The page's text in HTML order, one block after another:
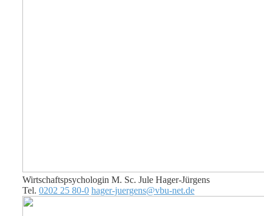
Wirtschaftspsychologin M. Sc. Jule Hager-Jürgens
Tel. 0202 25 80-0 hager-juergens@vbu-net.de